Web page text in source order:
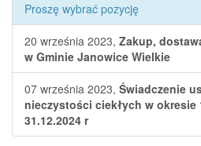
Proszę wybrać pozycję
20 września 2023, Zakup,
w Gminie Janowice Wielkie
07 września 2023, Świadczenie
nieczystości ciekłych w okresie
31.12.2024 r